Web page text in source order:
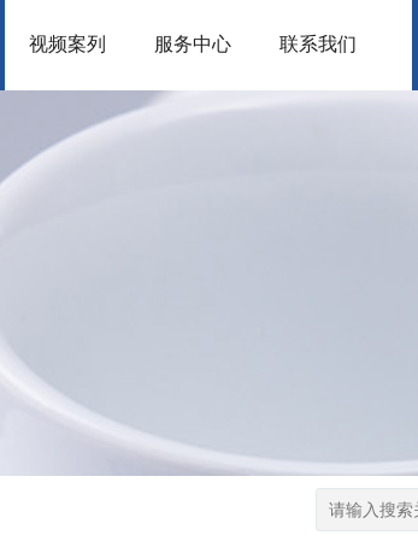
视频案列 服务中心 联系我们